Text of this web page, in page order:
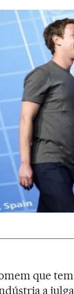
que
a